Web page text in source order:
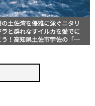
の土佐湾を優雅に泳ぐニタリ
ラと群れなすイルカを愛でに
う！高知県土佐市宇佐の「ホ